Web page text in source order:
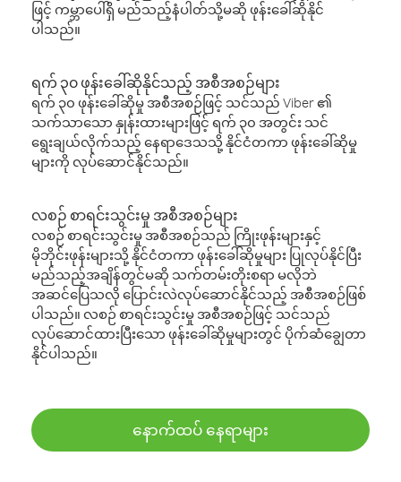
ဖြင့် ကမ္ဘာပေါ်ရှိ မည်သည့်နံပါတ်သို့မဆို ဖုန်းခေါ်ဆိုနိုင်
ပါသည်။
ရက် ၃၀ ဖုန်းခေါ်ဆိုနိုင်သည့် အစီအစဉ်များ
ရက် ၃၀ ဖုန်းခေါ်ဆိုမှု အစီအစဉ်ဖြင့် သင်သည် Viber ၏
သက်သာသော နှုန်းထားများဖြင့် ရက် ၃၀ အတွင်း သင်
ရွေးချယ်လိုက်သည့် နေရာဒေသသို့ နိုင်ငံတကာ ဖုန်းခေါ်ဆိုမှု
များကို လုပ်ဆောင်နိုင်သည်။
လစဉ် စာရင်းသွင်းမှု အစီအစဉ်များ
လစဉ် စာရင်းသွင်းမှု အစီအစဉ်သည် ကြိုးဖုန်းများနှင့်
မိုဘိုင်းဖုန်းများသို့ နိုင်ငံတကာ ဖုန်းခေါ်ဆိုမှုများ ပြုလုပ်နိုင်ပြီး
မည်သည့်အချိန်တွင်မဆို သက်တမ်းတိုးစရာ မလိုဘဲ
အဆင်ပြေသလို ပြောင်းလဲလုပ်ဆောင်နိုင်သည့် အစီအစဉ်ဖြစ်
ပါသည်။ လစဉ် စာရင်းသွင်းမှု အစီအစဉ်ဖြင့် သင်သည်
လုပ်ဆောင်ထားပြီးသော ဖုန်းခေါ်ဆိုမှုများတွင် ပိုက်ဆံချွေတာ
နိုင်ပါသည်။
နောက်ထပ် နေရာများ